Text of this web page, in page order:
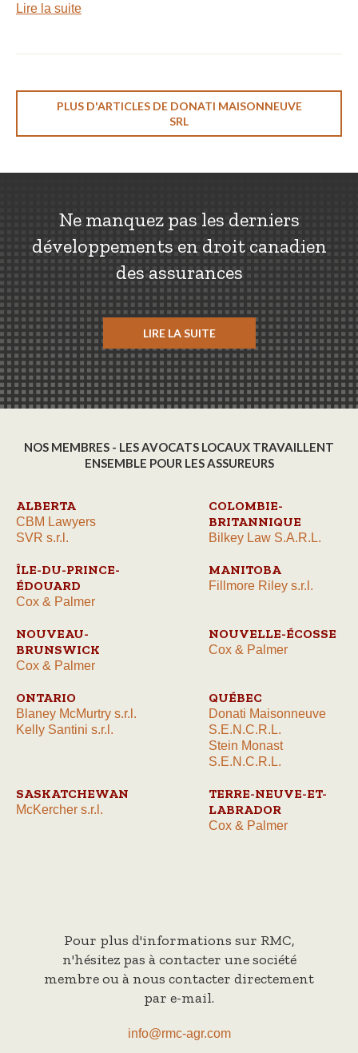
Lire la suite
PLUS D'ARTICLES DE DONATI MAISONNEUVE
SRL
Ne manquez pas les derniers
développements en droit canadien
des assurances
LIRE LA SUITE
NOS MEMBRES - LES AVOCATS LOCAUX TRAVAILLENT
ENSEMBLE POUR LES ASSUREURS
ALBERTA
CBM Lawyers
SVR s.r.l.
COLOMBIE-
BRITANNIQUE
Bilkey Law S.A.R.L.
ÎLE-DU-PRINCE-
ÉDOUARD
Cox & Palmer
MANITOBA
Fillmore Riley s.r.l.
NOUVEAU-
BRUNSWICK
Cox & Palmer
NOUVELLE-ÉCOSSE
Cox & Palmer
ONTARIO
Blaney McMurtry s.r.l.
Kelly Santini s.r.l.
QUÉBEC
Donati Maisonneuve
S.E.N.C.R.L.
Stein Monast
S.E.N.C.R.L.
SASKATCHEWAN
McKercher s.r.l.
TERRE-NEUVE-ET-
LABRADOR
Cox & Palmer
Pour plus d'informations sur RMC,
n'hésitez pas à contacter une société
membre ou à nous contacter directement
par e-mail.
info@rmc-agr.com